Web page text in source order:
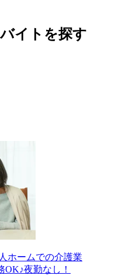
イトを探す
ホームでの介護業
夜勤なし！